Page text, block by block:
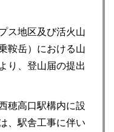
ス地区及び活火山
鞍岳）における山
り、登山届の提出
穂高口駅構内に設
、駅舎工事に伴い